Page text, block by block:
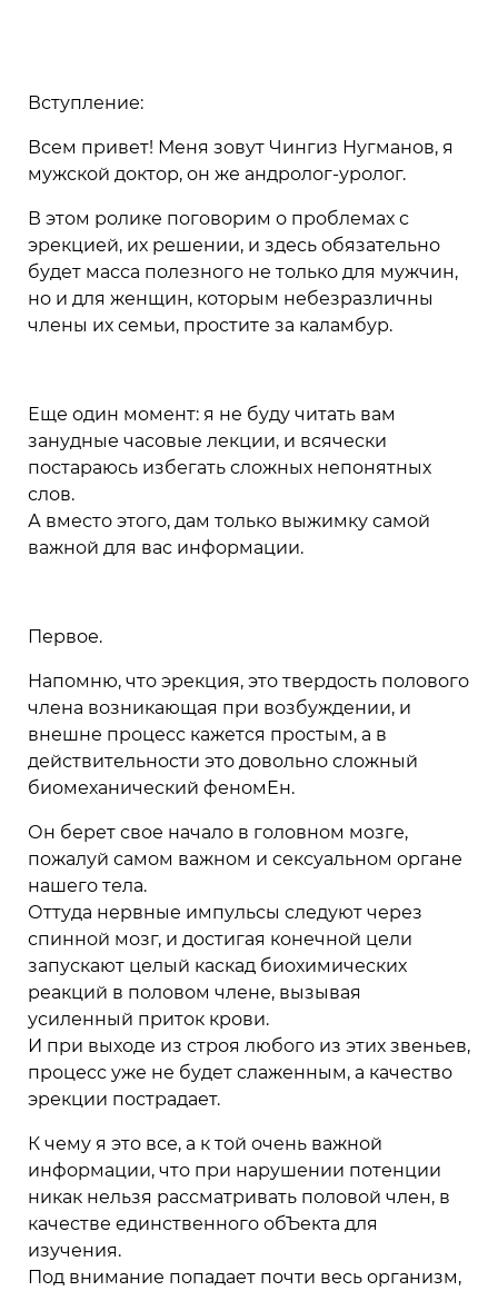
Вступление:
Всем привет! Меня зовут Чингиз Нугманов, я
мужской доктор, он же андролог-уролог.
В этом ролике поговорим о проблемах с
эрекцией, их решении, и здесь обязательно
будет масса полезного не только для мужчин,
но и для женщин, которым небезразличны
члены их семьи, простите за каламбур.
Еще один момент: я не буду читать вам
занудные часовые лекции, и всячески
постараюсь избегать сложных непонятных
слов.
А вместо этого, дам только выжимку самой
важной для вас информации.
Первое.
Напомню, что эрекция, это твердость полового
члена возникающая при возбуждении, и
внешне процесс кажется простым, а в
действительности это довольно сложный
биомеханический феномЕн.
Он берет свое начало в головном мозге,
пожалуй самом важном и сексуальном органе
нашего тела.
Оттуда нервные импульсы следуют через
спинной мозг, и достигая конечной цели
запускают целый каскад биохимических
реакций в половом члене, вызывая
усиленный приток крови.
И при выходе из строя любого из этих звеньев,
процесс уже не будет слаженным, а качество
эрекции пострадает.
К чему я это все, а к той очень важной
информации, что при нарушении потенции
никак нельзя рассматривать половой член, в
качестве единственного обЪекта для
изучения.
Под внимание попадает почти весь организм,